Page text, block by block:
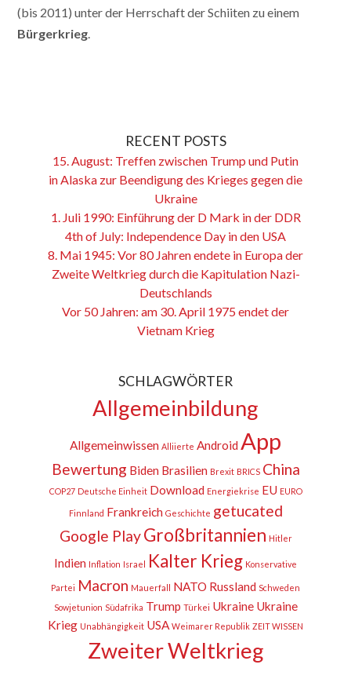
(bis 2011) unter der Herrschaft der Schiiten zu einem
Bürgerkrieg.
RECENT POSTS
15. August: Treffen zwischen Trump und Putin
in Alaska zur Beendigung des Krieges gegen die
Ukraine
1. Juli 1990: Einführung der D Mark in der DDR
4th of July: Independence Day in den USA
8. Mai 1945: Vor 80 Jahren endete in Europa der
Zweite Weltkrieg durch die Kapitulation Nazi-
Deutschlands
Vor 50 Jahren: am 30. April 1975 endet der
Vietnam Krieg
SCHLAGWÖRTER
Allgemeinbildung
Allgemeinwissen Alliierte Android App
Bewertung Biden Brasilien Brexit BRICS China
COP27 Deutsche Einheit Download Energiekrise EU EURO
Finnland Frankreich Geschichte getucated
Google PlayGroßbritannien Hitler
Indien Inflation Israel Kalter Krieg Konservative
Partei Macron Mauerfall NATO Russland Schweden
Sowjetunion Südafrika Trump Türkei Ukraine Ukraine
Krieg Unabhängigkeit USA Weimarer Republik ZEIT WISSEN
Zweiter Weltkrieg